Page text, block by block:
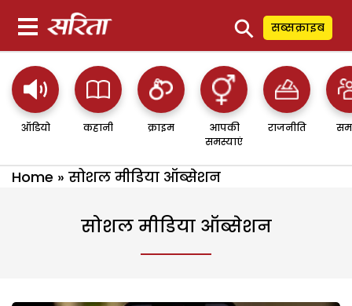
⚲ सब्सक्राइब
ऑडियो कहानी क्राइम
आपकी
समस्याएं
राजनीति
Home » सोशल मीडिया ऑब्सेशन
सोशल मीडिया ऑब्सेशन